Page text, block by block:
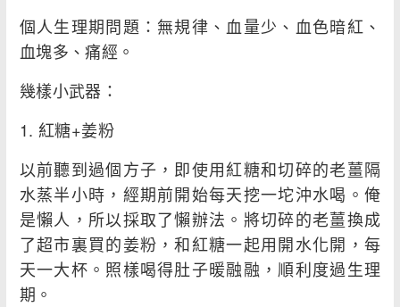
個人生理期問題：無規律、血量少、血色暗紅、
血塊多、痛經。
幾樣小武器：
1. 紅糖+姜粉
以前聽到過個方子，即使用紅糖和切碎的老薑隔
水蒸半小時，經期前開始每天挖一坨沖水喝。俺
是懶人，所以採取了懶辦法。將切碎的老薑換成
了超市裏買的姜粉，和紅糖一起用開水化開，每
天一大杯。照樣喝得肚子暖融融，順利度過生理
期。